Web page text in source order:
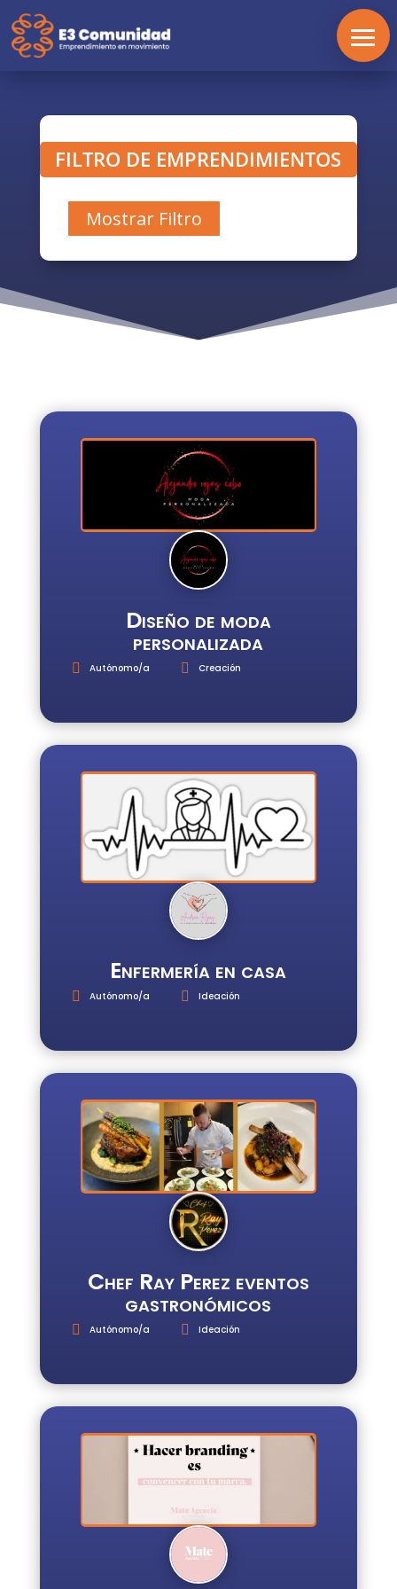
REGISTRO
FILTRO DE EMPRENDIMIENTOS
Mostrar Filtro
Diseño de moda
personalizada
Autónomo/a Creación
Enfermería en casa
Autónomo/a Ideación
Chef Ray Perez eventos
gastronómicos
Autónomo/a Ideación